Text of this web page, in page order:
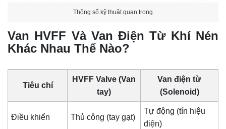
Thông số kỹ thuật quan trọng
Van HVFF Và Van Điện Từ Khí Nén
Khác Nhau Thế Nào?
Tiêu chí
HVFF Valve (Van
tay)
Van điện từ
(Solenoid)
Điều khiển Thủ công (tay gạt)
Tự động (tín hiệu
điện)